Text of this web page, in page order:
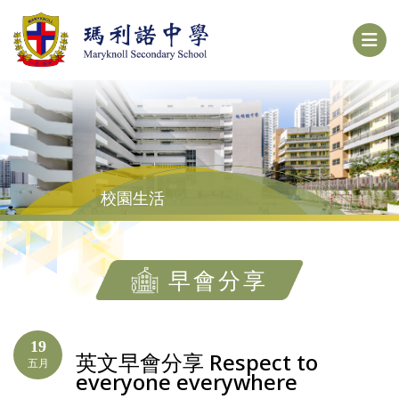
校園生活
早會分享
19
五月 英文早會分享 Respect to
everyone everywhere